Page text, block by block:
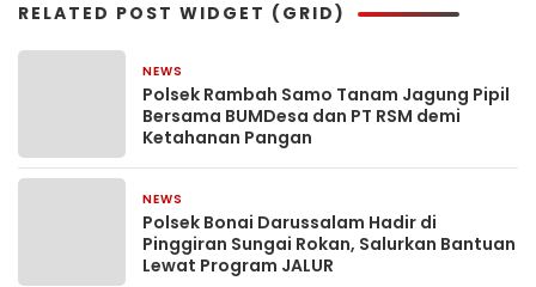
RELATED POST WIDGET (GRID)
NEWS
Polsek Rambah Samo Tanam Jagung Pipil
Bersama BUMDesa dan PT RSM demi
Ketahanan Pangan
NEWS
Polsek Bonai Darussalam Hadir di
Pinggiran Sungai Rokan, Salurkan Bantuan
Lewat Program JALUR